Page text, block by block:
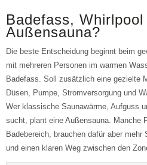
Badefass, Whirlpool
Außensauna?
Die beste Entscheidung beginnt beim
mit mehreren Personen im warmen
Badefass. Soll zusätzlich eine gezielte
Düsen, Pumpe, Stromversorgung und
Wer klassische Saunawärme, Aufguss
sucht, plant eine Außensauna. Manche
Badebereich, brauchen dafür aber
und einen klaren Weg zwischen den